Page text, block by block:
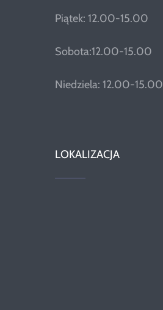
Piątek: 12.00-15.00
Sobota:12.00-15.00
Niedziela: 12.00-15.00
LOKALIZACJA